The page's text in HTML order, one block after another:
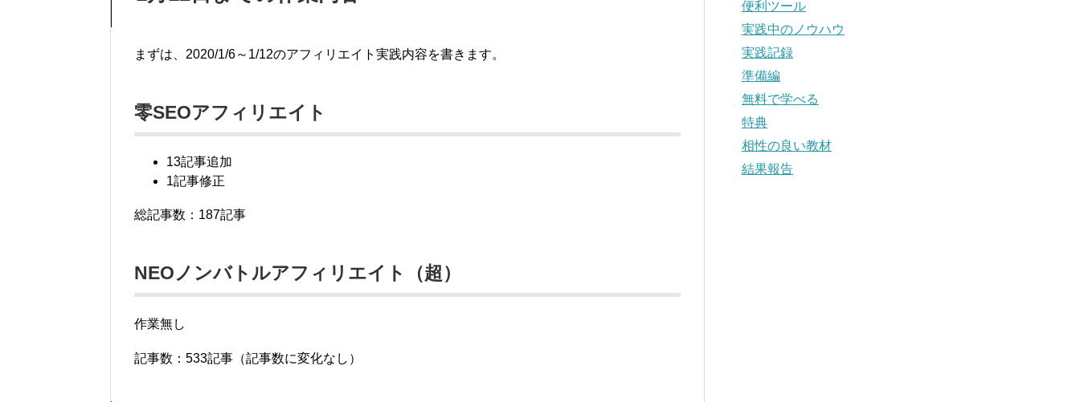
まずは、2020/1/6～1/12のアフィリエイト実践内容を書きます。
零SEOアフィリエイト
13記事追加
1記事修正
総記事数：187記事
NEOノンバトルアフィリエイト（超）
作業無し
記事数：533記事（記事数に変化なし）
便利ツール
実践中のノウハウ
実践記録
準備編
無料で学べる
特典
相性の良い教材
結果報告